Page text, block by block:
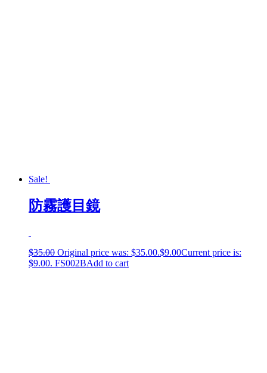
Sale!
防霧護目鏡
$35.00 Original price was: $35.00.$9.00Current price is:
$9.00. FS002BAdd to cart